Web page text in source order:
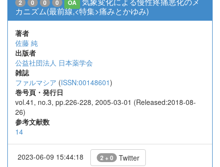
2 0 0 0 OA
カニズム(最前線,<特集>痛みとかゆみ)
著者
佐藤 純
出版者
公益社団法人 日本薬学会
雑誌
ファルマシア (ISSN:00148601)
巻号頁・発行日
vol.41, no.3, pp.226-228, 2005-03-01 (Released:2018-08-
26)
参考文献数
14
2023-06-09 15:44:18 2 + 0 Twitter